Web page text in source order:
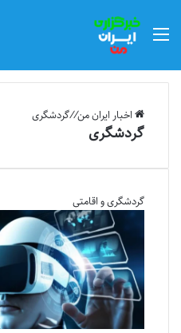
اخبار ایران من//گردشگری
گردشگری
گردشگری و اقامتی